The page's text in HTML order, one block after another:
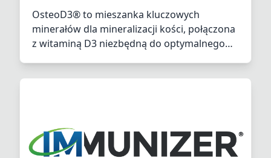
OsteoD3® to mieszanka kluczowych
minerałów dla mineralizacji kości, połączona
z witaminą D3 niezbędną do optymalnego